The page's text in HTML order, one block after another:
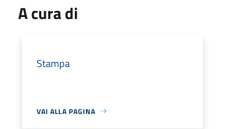
A cura di
Stampa
VAI ALLA PAGINA